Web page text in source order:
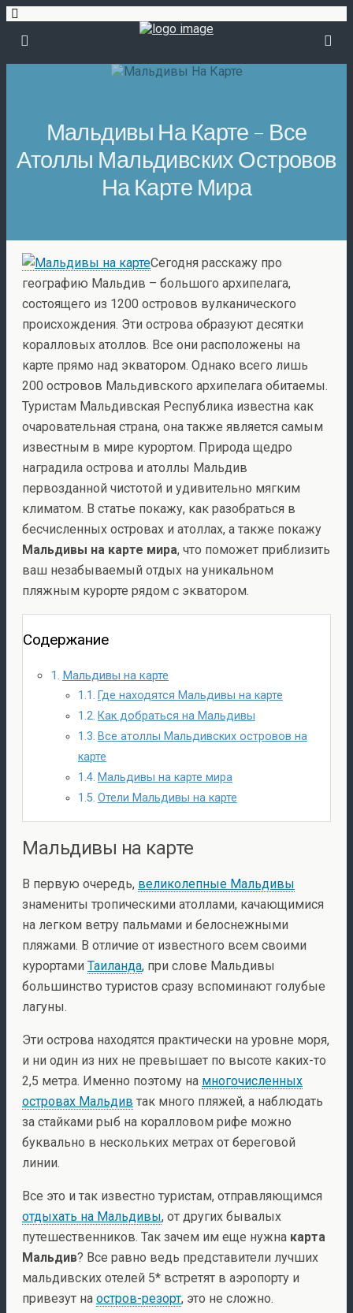
Мальдивы На Карте – Все
Атоллы Мальдивских Островов
На Карте Мира
Сегодня расскажу про
географию Мальдив – большого архипелага,
состоящего из 1200 островов вулканического
происхождения. Эти острова образуют десятки
коралловых атоллов. Все они расположены на
карте прямо над экватором. Однако всего лишь
200 островов Мальдивского архипелага обитаемы.
Туристам Мальдивская Республика известна как
очаровательная страна, она также является самым
известным в мире курортом. Природа щедро
наградила острова и атоллы Мальдив
первозданной чистотой и удивительно мягким
климатом. В статье покажу, как разобраться в
бесчисленных островах и атоллах, а также покажу
Мальдивы на карте мира, что поможет приблизить
ваш незабываемый отдых на уникальном
пляжным курорте рядом с экватором.
Содержание
Мальдивы на карте
Где находятся Мальдивы на карте
Как добраться на Мальдивы
Все атоллы Мальдивских островов на
карте
Мальдивы на карте мира
Отели Мальдивы на карте
Мальдивы на карте
В первую очередь, великолепные Мальдивы
знамениты тропическими атоллами, качающимися
на легком ветру пальмами и белоснежными
пляжами. В отличие от известного всем своими
курортами Таиланда, при слове Мальдивы
большинство туристов сразу вспоминают голубые
лагуны.
Эти острова находятся практически на уровне моря,
и ни один из них не превышает по высоте каких-то
2,5 метра. Именно поэтому на многочисленных
островах Мальдив так много пляжей, а наблюдать
за стайками рыб на коралловом рифе можно
буквально в нескольких метрах от береговой
линии.
Все это и так известно туристам, отправляющимся
отдыхать на Мальдивы, от других бывалых
путешественников. Так зачем им еще нужна карта
Мальдив? Все равно ведь представители лучших
мальдивских отелей 5* встретят в аэропорту и
привезут на остров-резорт, это не сложно.